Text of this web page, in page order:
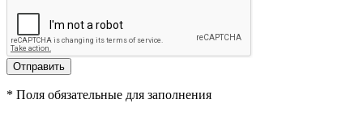
* Поля обязательные для заполнения